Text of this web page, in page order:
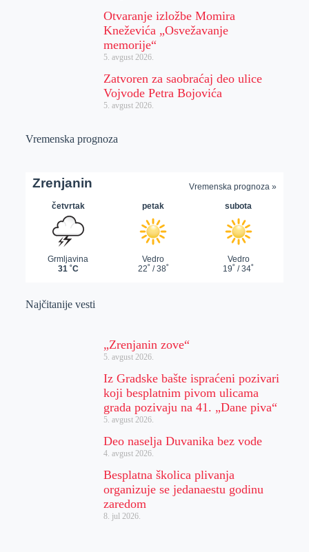
Otvaranje izložbe Momira
Kneževića „Osvežavanje
memorije“
5. avgust 2026.
Zatvoren za saobraćaj deo ulice
Vojvode Petra Bojovića
5. avgust 2026.
Vremenska prognoza
Najčitanije vesti
„Zrenjanin zove“
5. avgust 2026.
Iz Gradske bašte ispraćeni pozivari
koji besplatnim pivom ulicama
grada pozivaju na 41. „Dane piva“
5. avgust 2026.
Deo naselja Duvanika bez vode
4. avgust 2026.
Besplatna školica plivanja
organizuje se jedanaestu godinu
zaredom
8. jul 2026.